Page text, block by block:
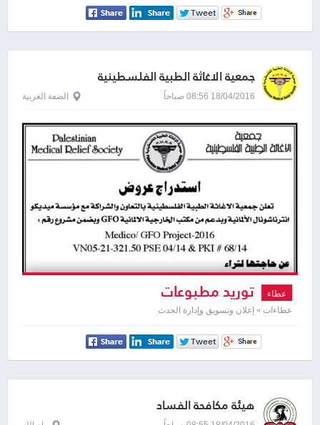
جمعية الاغاثة الطبية الفلسطينية
18/04/2016 08:56 صباحاً الضفة الغربية
عطاء توريد مطبوعات
عطاءات » إعلان وتسويق وإدارة الحدث
هيئة مكافحة الفساد